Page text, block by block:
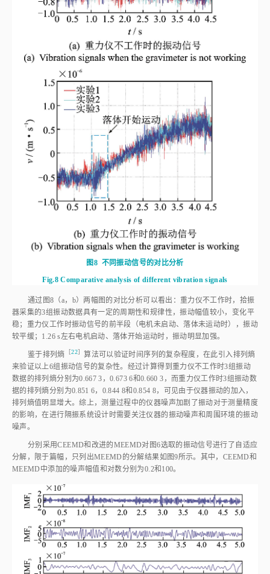
图8 不同振动信号的对比分析
Comparative analysis of different vibration signals
通过图8（a，b）两幅图的对比分析可以看出：重力仪不工作时，拾振
稳；重力仪工作时振动信号的前半段（电机未启动、落体未运动时），振动
较平缓；1.26 s左右电机启动、落体开始运动时，振动明显加强。
鉴于排列熵［22］算法可以验证时间序列的复杂程度，在此引入排列熵
来验证以上6组振动信号的复杂性。经过计算得到重力仪不工作时3组振动
数据的排列熵分别为0.667 3，0.673 6和0.660 3，而重力仪工作时3组振动数
据的排列熵分别为0.851 6，0.844 8和0.854 8，可见由于仪器振动的加入，
排列熵值明显增大。综上，测量过程中的仪器噪声加剧了振动对于测量精度
的影响，在进行隔振系统设计时需要关注仪器的振动噪声和周围环境的振动
噪声。
分别采用CEEMD和改进的MEEMD对
MEEMD中添加的噪声幅值和对数分别为0.2和100。